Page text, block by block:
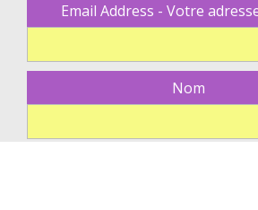
Email Address - Votre
Nom